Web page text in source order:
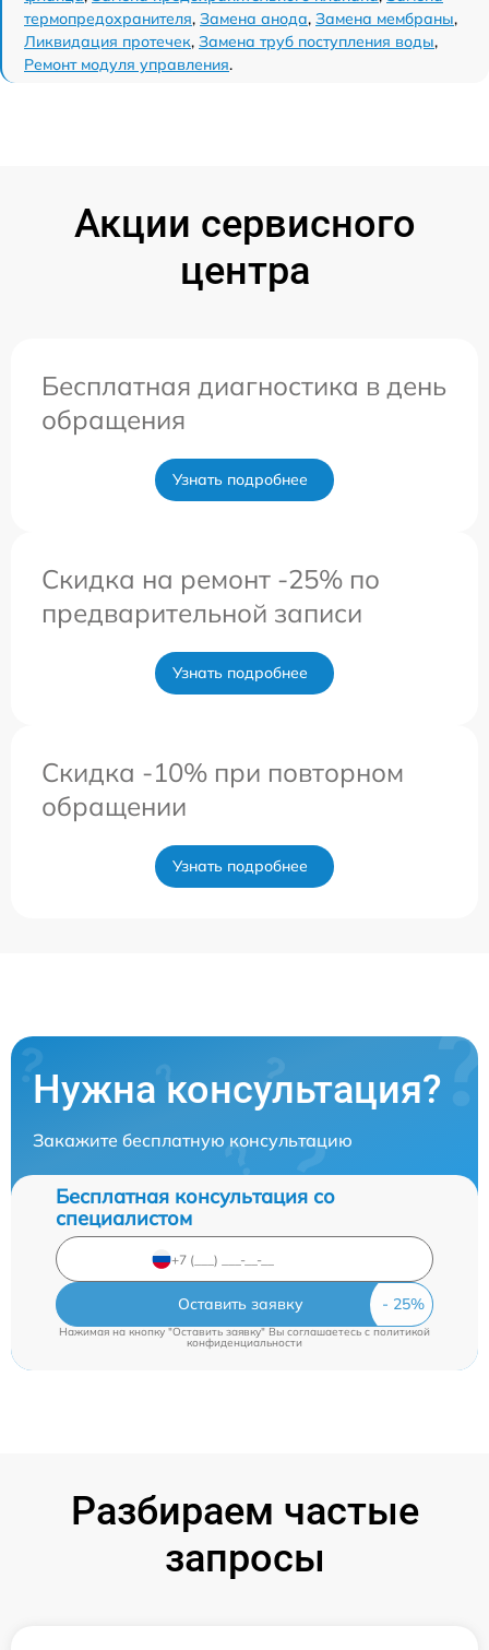
термопредохранителя, Замена анода, Замена мембраны,
Ликвидация протечек, Замена труб поступления воды,
Ремонт модуля управления.
Акции сервисного
центра
Бесплатная диагностика в день
обращения
Узнать подробнее
Скидка на ремонт -25% по
предварительной записи
Узнать подробнее
Скидка -10% при повторном
обращении
Узнать подробнее
Нужна консультация?
Закажите бесплатную консультацию
Бесплатная консультация со
специалистом
Оставить заявку
Нажимая на кнопку "Оставить заявку" Вы соглашаетесь cполитикой
конфиденциальности
Разбираем частые
запросы